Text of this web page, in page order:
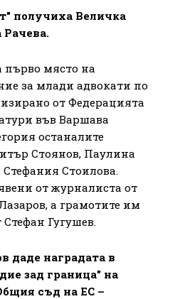
получиха Величка
първо място на
за млади адвокати по
от Федерацията
във Варшава
останалите
Стоянов, Паулина
Стоилова.
от журналиста от
а грамотите им
Гугушев.
даде наградата в
зад граница" на
съд на ЕС –